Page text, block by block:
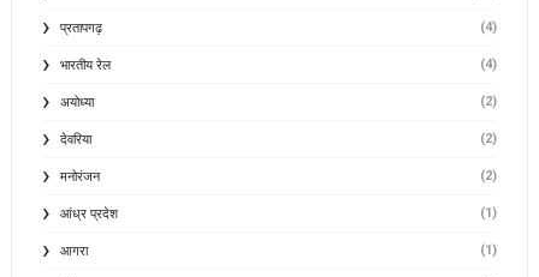
प्रतापगढ़ (4)
भारतीय रेल (4)
अयोध्या (2)
देवरिया (2)
मनोरंजन (2)
आंध्र प्रदेश (1)
आगरा (1)